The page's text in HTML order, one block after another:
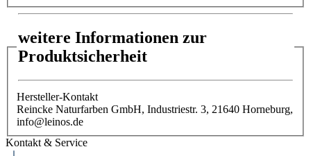
weitere Informationen zur
Produktsicherheit
Hersteller-Kontakt
Reincke Naturfarben GmbH, Industriestr. 3, 21640 Horneburg,
info@leinos.de
Kontakt & Service